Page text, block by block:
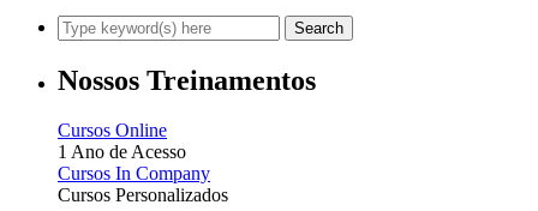
Nossos Treinamentos
Cursos Online
1 Ano de Acesso
Cursos In Company
Cursos Personalizados